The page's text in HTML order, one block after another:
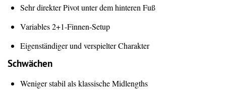
Sehr direkter Pivot unter dem hinteren Fuß
Variables 2+1-Finnen-Setup
Eigenständiger und verspielter Charakter
Schwächen
Weniger stabil als klassische Midlengths